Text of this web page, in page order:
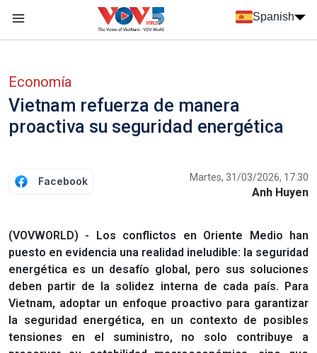
Spanish
Economía
Vietnam refuerza de manera
proactiva su seguridad energética
Facebook Martes, 31/03/2026, 17:30
Anh Huyen
(VOVWORLD) - Los conflictos en Oriente Medio han
puesto en evidencia una realidad ineludible: la seguridad
energética es un desafío global, pero sus soluciones
deben partir de la solidez interna de cada país. Para
Vietnam, adoptar un enfoque proactivo para garantizar
la seguridad energética, en un contexto de posibles
tensiones en el suministro, no solo contribuye a